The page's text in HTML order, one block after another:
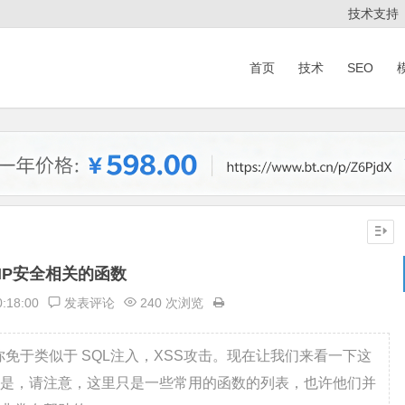
技术支持
首页 技术 SEO
安全相关的函数
发表评论 240 次浏览
于类似于 SQL注入，XSS攻击。现在让我们来看一下这
，请注意，这里只是一些常用的函数的列表，也许他们并